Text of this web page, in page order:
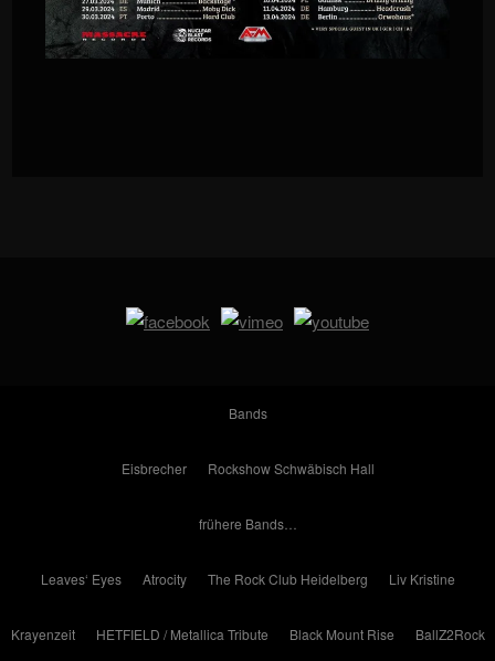
Bands
Eisbrecher Rockshow Schwäbisch Hall
frühere Bands…
Leaves‘ Eyes Atrocity The Rock Club Heidelberg Liv Kristine
Krayenzeit HETFIELD / Metallica Tribute Black Mount Rise BallZ2Rock